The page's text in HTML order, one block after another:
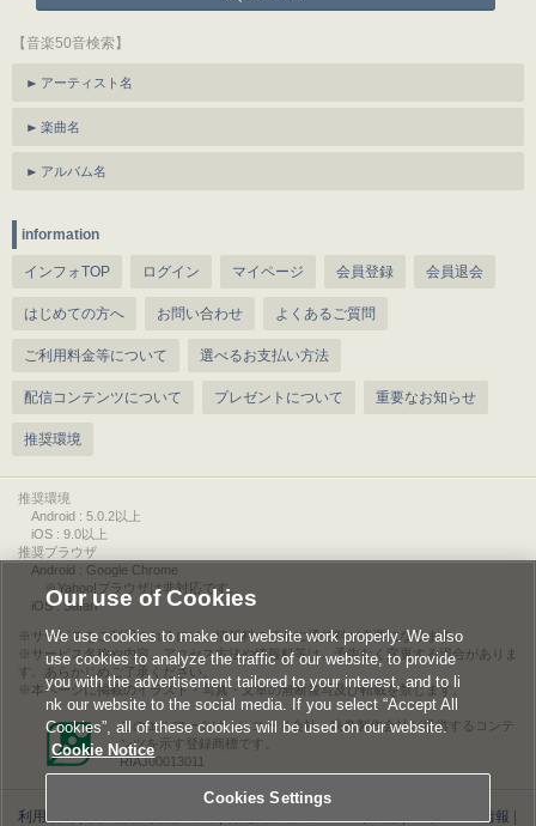
【音楽50音検索】
アーティスト名
楽曲名
アルバム名
information
インフォTOP ログイン マイページ 会員登録 会員退会
はじめての方へ お問い合わせ よくあるご質問
ご利用料金等について 選べるお支払い方法
配信コンテンツについて プレゼントについて 重要なお知らせ
推奨環境
推奨環境
Android : 5.0.2以上
iOS : 9.0以上
推奨ブラウザ
Android : Google Chrome
※Yahoo!ブラウザは非対応です。
iOS : Safari
サービスをご利用されるには、情報料のほかに通信料が必要になります。
サービス名称や内容、アクセス方法や情報料等は、予告なく変更する場合がありま
す。あらかじめご了承ください。
本ページに掲載のイラスト・写真・文章の無断複写及び転載を禁じます。
このエルマークは、レコード会社・映像製作会社が提供するコンテ
ンツを示す登録商標です。
RIAJ00013011
利用規約 ライセンス情報
Our use of Cookies
We use cookies to make our website work properly. We also
use cookies to analyze the traffic of our website, to provide
you with the advertisement tailored to your interest, and to li
nk our website to the social media. If you select “Accept All
Cookies”, all of these cookies will be used on our website.
Cookie Notice
Cookies Settings